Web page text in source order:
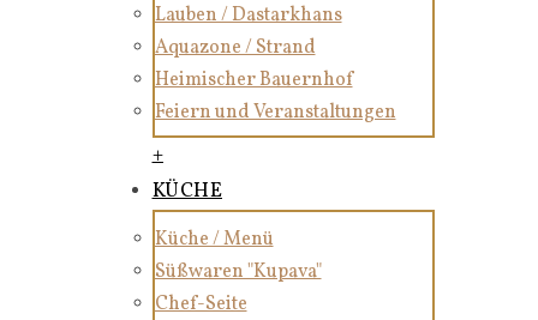
Lauben / Dastarkhans
Aquazone / Strand
Heimischer Bauernhof
Feiern und Veranstaltungen
+
KÜCHE
Küche / Menü
Süßwaren "Kupava"
Chef-Seite